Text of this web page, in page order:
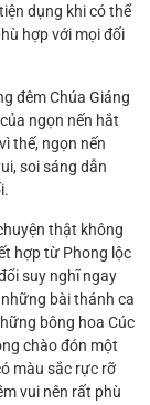
dụng khi có thể
hợp với mọi đối
đêm Chúa Giáng
ngọn nến hắt
thế, ngọn nến
soi sáng dẫn
thật không
hợp từ Phong lộc
suy nghĩ ngay
bài thánh ca
bông hoa Cúc
chào đón một
màu sắc rực rỡ
vui nên rất phù